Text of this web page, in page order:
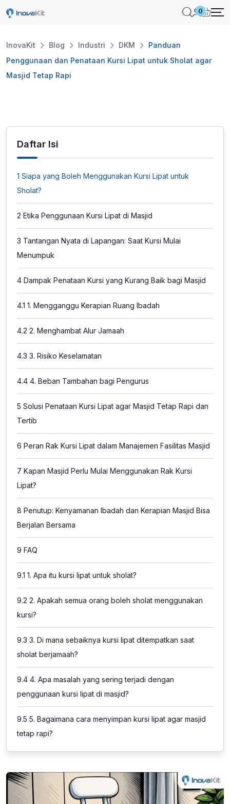
Skip
0
InovaKit Blog Industri DKM
Panduan
Penggunaan dan Penataan Kursi Lipat untuk Sholat agar
Masjid Tetap Rapi
Daftar Isi
1 Siapa yang Boleh Menggunakan Kursi Lipat untuk
Sholat?
2 Etika Penggunaan Kursi Lipat di Masjid
3 Tantangan Nyata di Lapangan: Saat Kursi Mulai
Menumpuk
4 Dampak Penataan Kursi yang Kurang Baik bagi Masjid
4.1 1. Mengganggu Kerapian Ruang Ibadah
4.2 2. Menghambat Alur Jamaah
4.3 3. Risiko Keselamatan
4.4 4. Beban Tambahan bagi Pengurus
5 Solusi Penataan Kursi Lipat agar Masjid Tetap Rapi dan
Tertib
6 Peran Rak Kursi Lipat dalam Manajemen Fasilitas Masjid
7 Kapan Masjid Perlu Mulai Menggunakan Rak Kursi
Lipat?
8 Penutup: Kenyamanan Ibadah dan Kerapian Masjid Bisa
Berjalan Bersama
9 FAQ
9.1 1. Apa itu kursi lipat untuk sholat?
9.2 2. Apakah semua orang boleh sholat menggunakan
kursi?
9.3 3. Di mana sebaiknya kursi lipat ditempatkan saat
sholat berjamaah?
9.4 4. Apa masalah yang sering terjadi dengan
penggunaan kursi lipat di masjid?
9.5 5. Bagaimana cara menyimpan kursi lipat agar masjid
tetap rapi?